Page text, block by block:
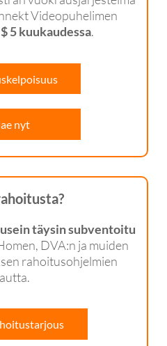
Videopuhelimen
$ 5 kuukaudessa.
nyt
usein täysin subventoitu
DVA:n ja muiden
rahoitusohjelmien